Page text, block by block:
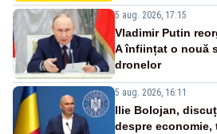
5 aug. 2026, 17:15
Vladimir Putin
A înființat o nouă
dronelor
5 aug. 2026, 16:11
Ilie Bolojan,
despre economie,